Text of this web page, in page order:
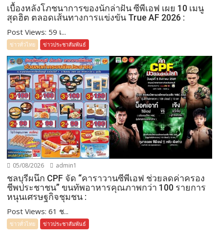
เบื้องหลังโภชนาการของนักล่าฝัน ซีพีเอฟ เผย 10 เมนู
สุดฮิต ตลอดเส้นทางการแข่งขัน True AF 2026 :
Post Views: 59 เ...
ข่าวทั่วไทย ข่าวประชาสัมพันธ์
05/08/2026 admin1
ชลบุรีผนึก CPF จัด “คาราวานซีพีเอฟ ช่วยลดค่าครอง
ชีพประชาชน” ขนทัพอาหารคุณภาพกว่า 100 รายการ
หนุนเศรษฐกิจชุมชน :
Post Views: 61 ช...
ข่าวทั่วไทย ข่าวประชาสัมพันธ์